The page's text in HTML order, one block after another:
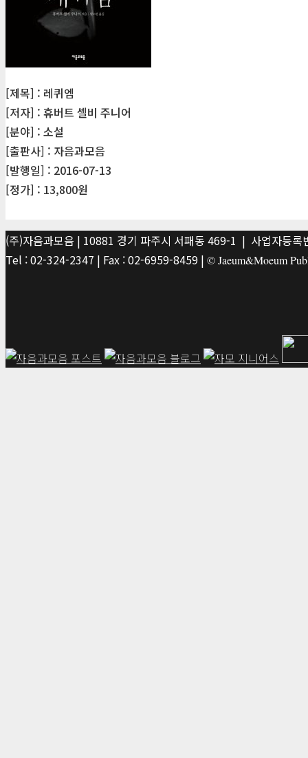
[제목] : 레퀴엠
[저자] : 휴버트 셀비 주니어
[분야] : 소설
[출판사] : 자음과모음
[발행일] : 2016-07-13
[정가] : 13,800원
(주)자음과모음 | 10881 경기 파주시 서패동 469-1 | 사업자등
Tel : 02-324-2347 | Fax : 02-6959-8459 | © Jaeum&Moeum